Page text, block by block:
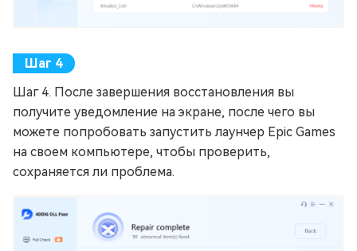
Шаг 4. После завершения восстановления вы
получите уведомление на экране, после чего вы
можете попробовать запустить лаунчер Epic Games
на своем компьютере, чтобы проверить,
сохраняется ли проблема.